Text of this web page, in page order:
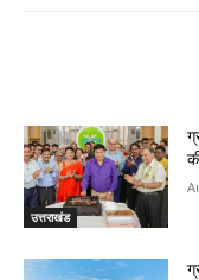
उत्तराखंड